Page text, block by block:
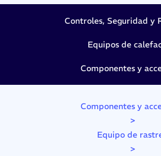
Controles, Seguridad y
Equipos de
Componentes y
Componentes y
>
Equipo de
>